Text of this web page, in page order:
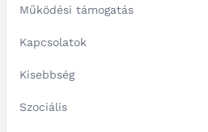
Működési támogatás
Kapcsolatok
Kisebbség
Szociális